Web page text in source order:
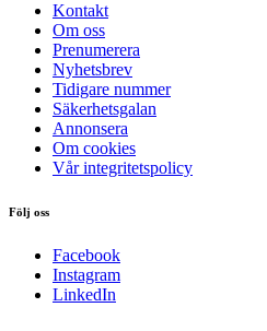
Kontakt
Om oss
Prenumerera
Nyhetsbrev
Tidigare nummer
Säkerhetsgalan
Annonsera
Om cookies
Vår integritetspolicy
Följ oss
Facebook
Instagram
LinkedIn